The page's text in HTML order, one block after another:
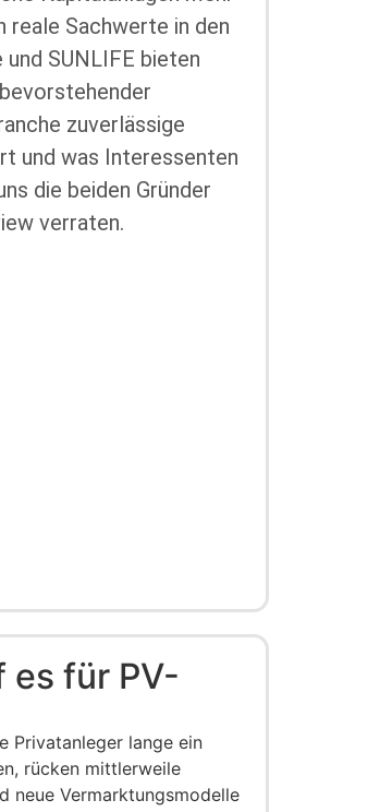
Sachwerte in den
SUNLIFE bieten
zuverlässige
und was Interessenten
die beiden Gründer
verraten.
es für PV-
Privatanleger lange ein
rücken mittlerweile
neue Vermarktungsmodelle